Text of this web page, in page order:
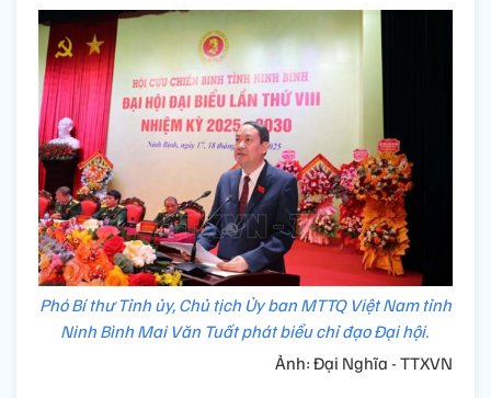
Phó Bí thư Tỉnh ủy, Chủ tịch Ủy ban MTTQ Việt Nam tỉnh
Ninh Bình Mai Văn Tuất phát biểu chỉ đạo Đại hội.
Ảnh: Đại Nghĩa - TTXVN